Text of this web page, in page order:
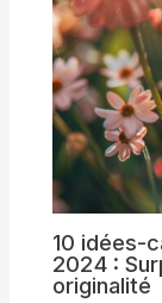
10 idées-
2024 :
originalité